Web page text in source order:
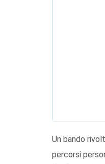
Un bando
percorsi